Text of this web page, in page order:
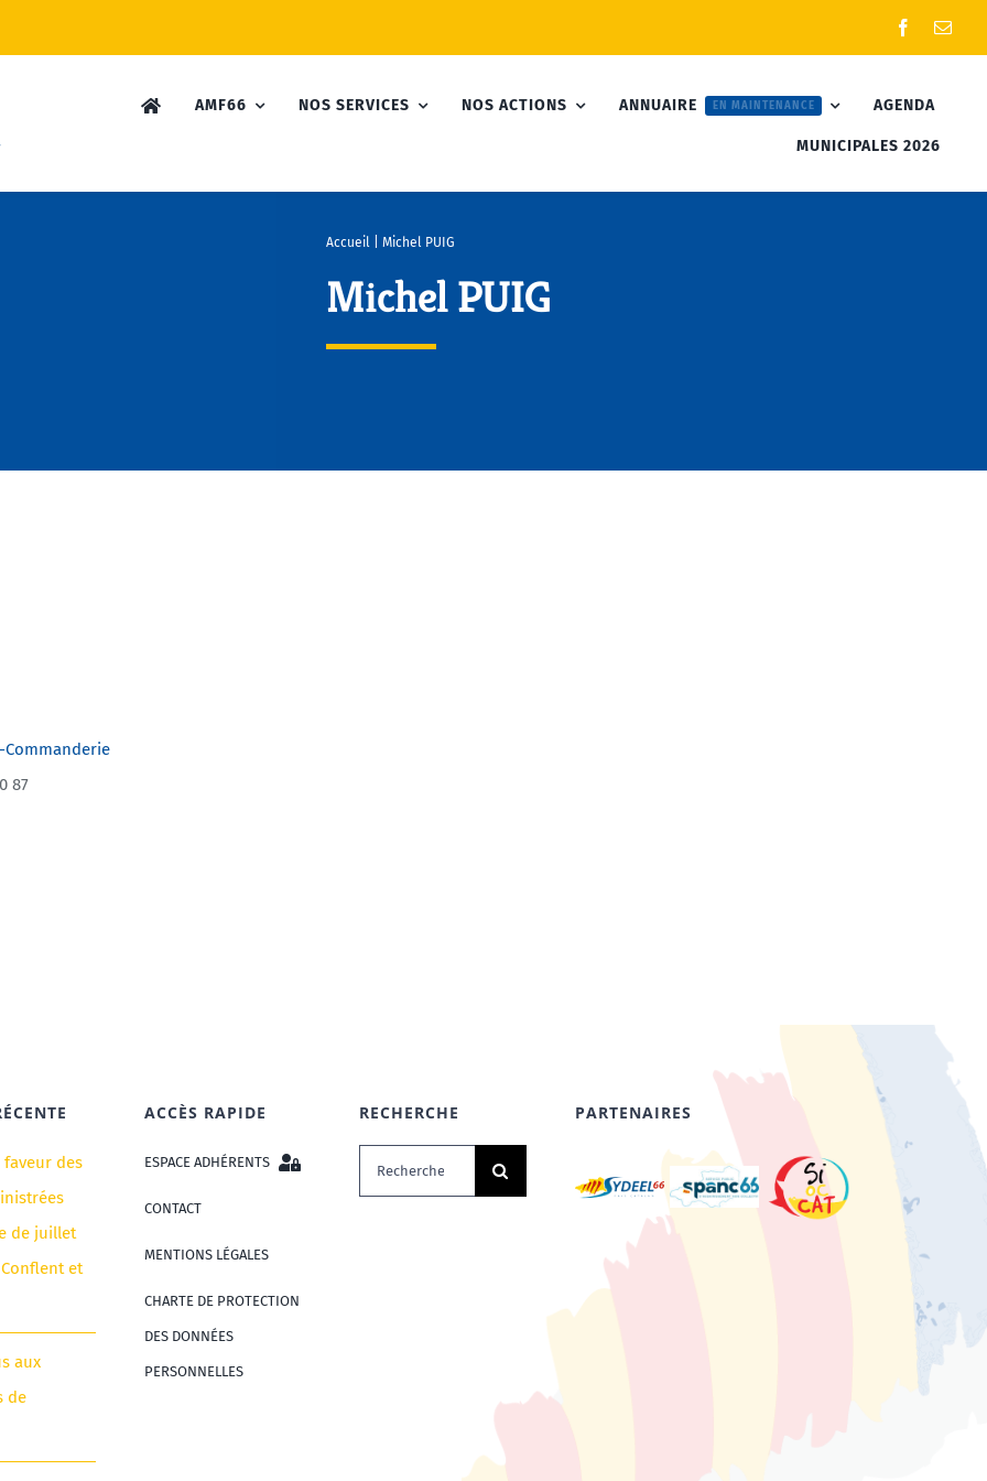
AMF66 NOS SERVICES NOS ACTIONS ANNUAIRE EN MAINTENANCE AGENDA
MUNICIPALES 2026
Accueil| Michel PUIG
Michel PUIG
87
des
de juillet
et
aux
de
ACCÈS RAPIDE
ESPACE ADHÉRENTS
CONTACT
MENTIONS LÉGALES
CHARTE DE PROTECTION
DES DONNÉES
PERSONNELLES
RECHERCHE
Rechercher:
PARTENAIRES